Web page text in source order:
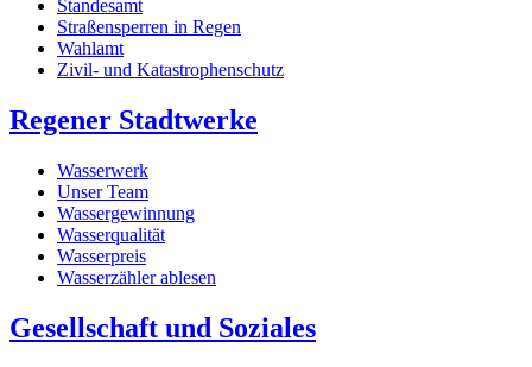
Standesamt
Straßensperren in Regen
Wahlamt
Zivil- und Katastrophenschutz
Regener Stadtwerke
Wasserwerk
Unser Team
Wassergewinnung
Wasserqualität
Wasserpreis
Wasserzähler ablesen
Gesellschaft und Soziales